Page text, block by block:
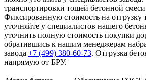
транспортировки тощей бетонной
Фиксированную стоимость на отгрузку
уточняйте у специалистов нашего
уточнить полную стоимость покупки
обратившись к нашим менеджерам
завода +7 (499) 380-60-73. Отгрузка
напрямую от БРУ.